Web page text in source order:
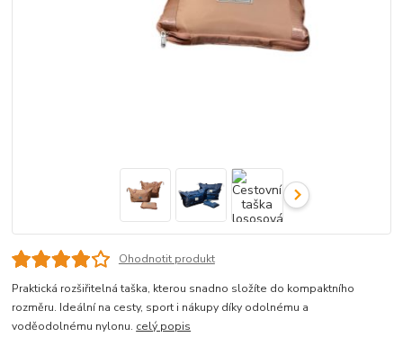
Ohodnotit produkt
Praktická rozšiřitelná taška, kterou snadno složíte do kompaktního
rozměru. Ideální na cesty, sport i nákupy díky odolnému a
voděodolnému nylonu. celý popis